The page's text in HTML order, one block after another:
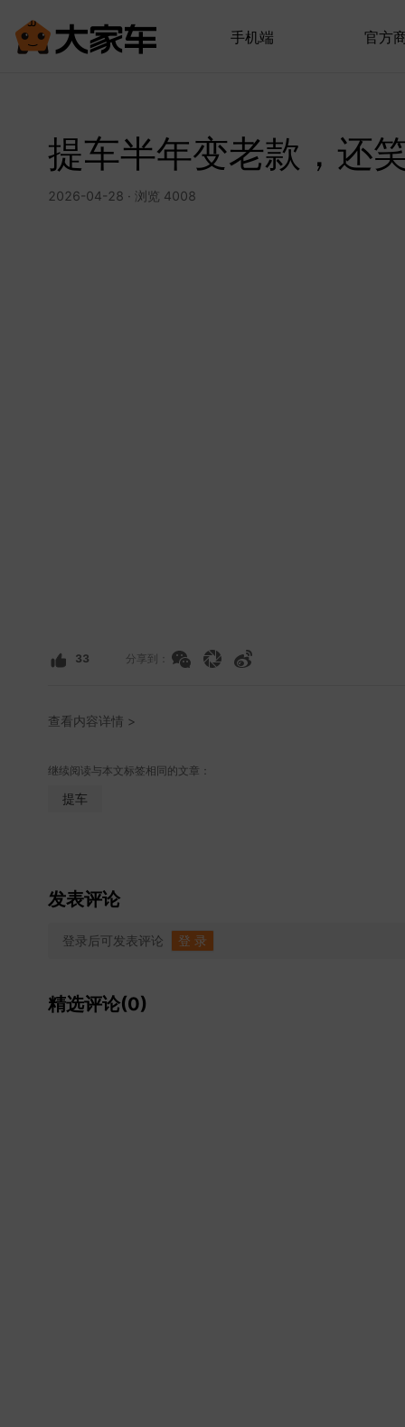
手机端 官方
提车半年变老款，还
2026-04-28 · 浏览 4008
33 分享到：
查看内容详情 >
继续阅读与本文标签相同的文章：
提车
发表评论
登录后可发表评论 登 录
精选评论(0)